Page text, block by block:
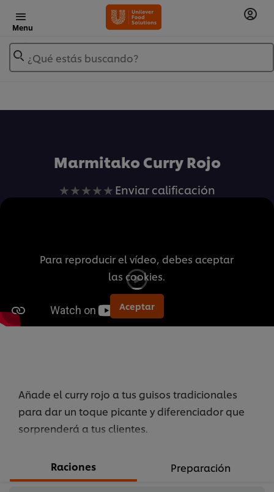
Menu
¿Qué estás buscando?
Marmitako Curry Rojo
No
calificaciones
para
este
recipe
Enviar calificación
Para reproducir el vídeo, debes aceptar
las cookies.
Aceptar
Añade el curry rojo a tus guisos tradicionales
para dar un toque picante y diferenciador que
sorprenderá a tus clientes.
Raciones Preparación